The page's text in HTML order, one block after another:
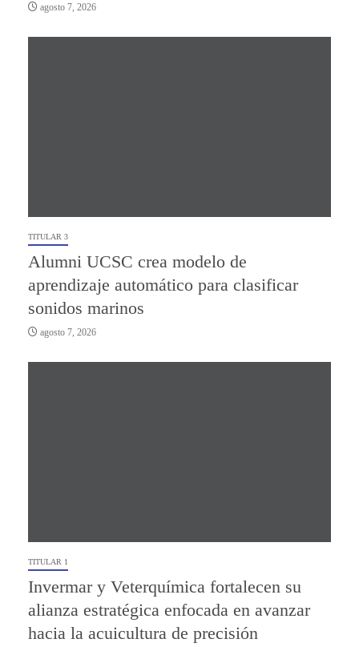
agosto 7, 2026
TITULAR 3
Alumni UCSC crea modelo de
aprendizaje automático para clasificar
sonidos marinos
agosto 7, 2026
TITULAR 1
Invermar y Veterquímica fortalecen su
alianza estratégica enfocada en avanzar
hacia la acuicultura de precisión